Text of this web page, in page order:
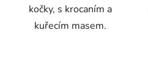
kočky, s krocaním a
kuřecím masem.